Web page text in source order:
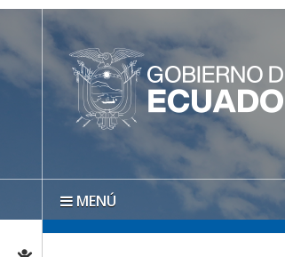
MENÚ